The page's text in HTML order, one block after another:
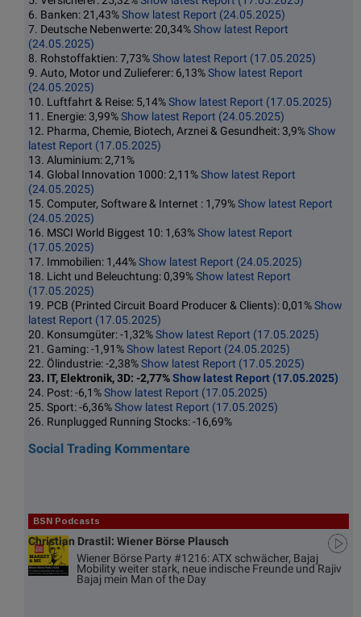
6. Banken: 21,43%Show latest Report (24.05.2025)
7. Deutsche Nebenwerte: 20,34%Show latest Report
(24.05.2025)
8. Rohstoffaktien: 7,73%Show latest Report (17.05.2025)
9. Auto, Motor und Zulieferer: 6,13%Show latest Report
(24.05.2025)
10. Luftfahrt & Reise: 5,14%Show latest Report (17.05.2025)
11. Energie: 3,99%Show latest Report (24.05.2025)
12. Pharma, Chemie, Biotech, Arznei & Gesundheit: 3,9%Show
latest Report (17.05.2025)
13. Aluminium: 2,71%
14. Global Innovation 1000: 2,11%Show latest Report
(24.05.2025)
15. Computer, Software & Internet : 1,79%Show latest Report
(24.05.2025)
16. MSCI World Biggest 10: 1,63%Show latest Report
(17.05.2025)
17. Immobilien: 1,44%Show latest Report (24.05.2025)
18. Licht und Beleuchtung: 0,39%Show latest Report
(17.05.2025)
19. PCB (Printed Circuit Board Producer & Clients): 0,01%Show
latest Report (17.05.2025)
20. Konsumgüter: -1,32%Show latest Report (17.05.2025)
21. Gaming: -1,91%Show latest Report (24.05.2025)
22. Ölindustrie: -2,38%Show latest Report (17.05.2025)
23. IT, Elektronik, 3D: -2,77%Show latest Report (17.05.2025)
24. Post: -6,1%Show latest Report (17.05.2025)
25. Sport: -6,36%Show latest Report (17.05.2025)
26. Runplugged Running Stocks: -16,69%
Social Trading Kommentare
BSN Podcasts
Christian Drastil: Wiener Börse Plausch
Wiener Börse Party #1216: ATX schwächer, Bajaj
Mobility weiter stark, neue indische Freunde und Rajiv
Bajaj mein Man of the Day